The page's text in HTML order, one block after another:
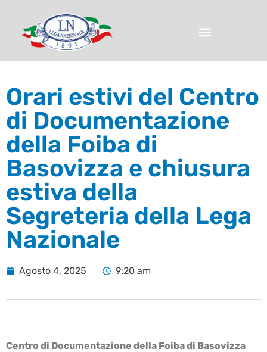
Orari estivi del Centro
di Documentazione
della Foiba di
Basovizza e chiusura
estiva della
Segreteria della Lega
Nazionale
Agosto 4, 2025 9:20 am
Centro di Documentazione della Foiba di Basovizza